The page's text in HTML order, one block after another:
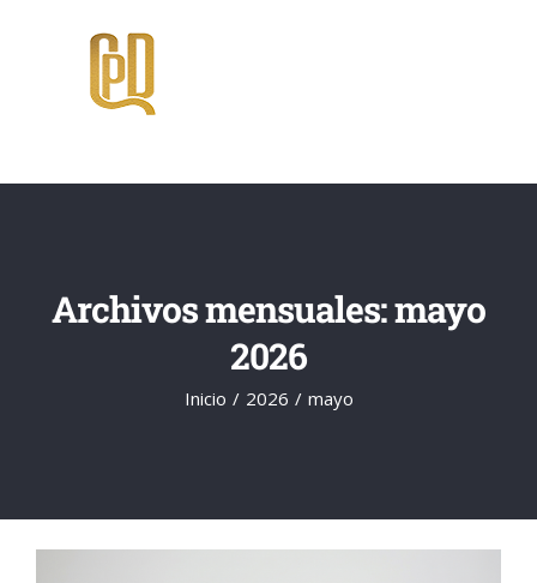
Archivos mensuales:mayo
2026
Inicio 2026 mayo